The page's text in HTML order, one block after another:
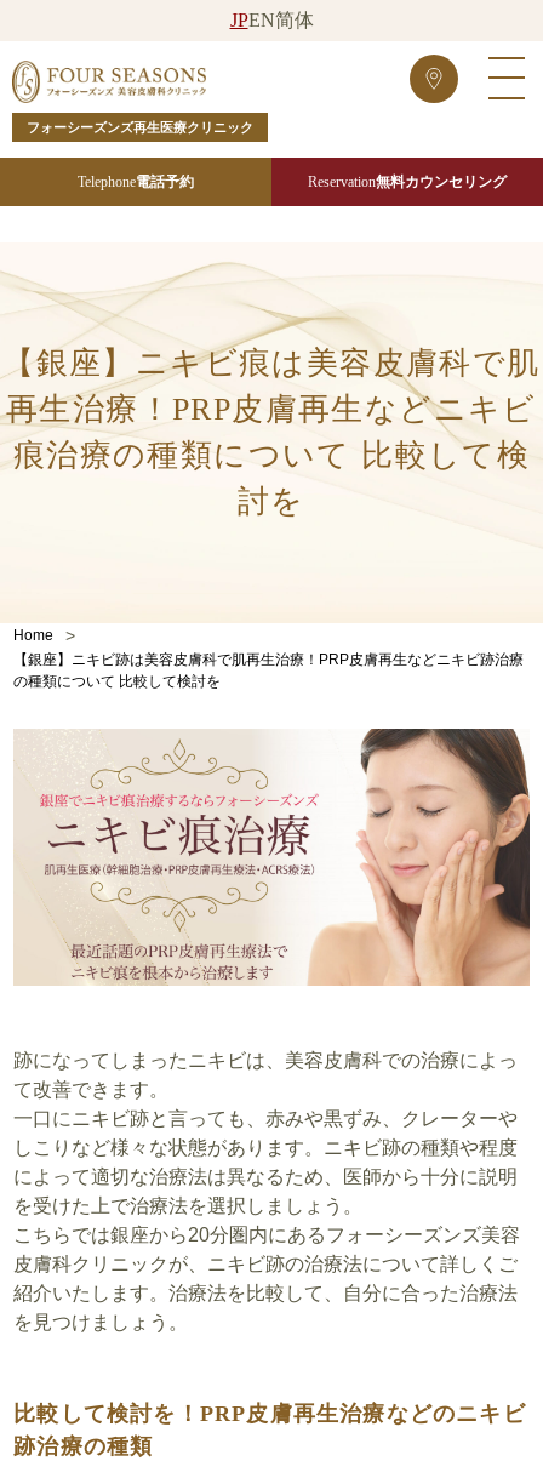
EN
JP 简体
Telephone電話予約 Reservation無料カウンセリング
フォーシーズンズ再生医療クリニック
【銀座】ニキビ痕は美容皮膚科で肌
再生治療！PRP皮膚再生などニキビ
痕治療の種類について 比較して検
討を
Home >
【銀座】ニキビ跡は美容皮膚科で肌再生治療！PRP皮膚再生などニキビ跡治療
の種類について 比較して検討を
跡になってしまったニキビは、美容皮膚科での治療によっ
て改善できます。
一口にニキビ跡と言っても、赤みや黒ずみ、クレーターや
しこりなど様々な状態があります。ニキビ跡の種類や程度
によって適切な治療法は異なるため、医師から十分に説明
を受けた上で治療法を選択しましょう。
こちらでは銀座から20分圏内にあるフォーシーズンズ美容
皮膚科クリニックが、ニキビ跡の治療法について詳しくご
紹介いたします。治療法を比較して、自分に合った治療法
を見つけましょう。
比較して検討を！PRP皮膚再生治療などのニキビ
跡治療の種類